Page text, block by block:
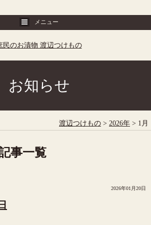
お知らせ
渡辺つけもの > 2026年 > 1月
事一覧
2026年01月20日